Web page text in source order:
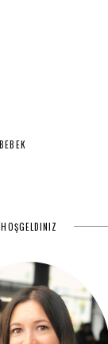
HOŞGELDINIZ